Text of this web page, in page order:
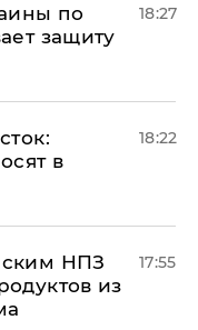
по
защиту
18:27
в
18:22
НПЗ
из
17:55